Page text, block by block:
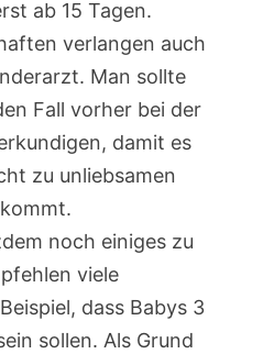
ab 15 Tagen.
verlangen auch
Man sollte
Fall vorher bei der
damit es
zu unliebsamen
noch einiges zu
viele
dass Babys 3
sollen. Als Grund